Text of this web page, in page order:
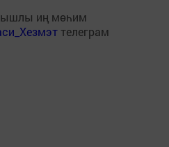
иң мөһим
телеграм